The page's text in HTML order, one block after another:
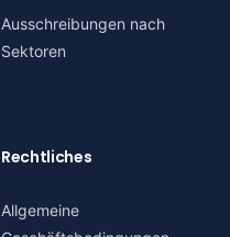
Ausschreibungen nach
Sektoren
Rechtliches
Allgemeine